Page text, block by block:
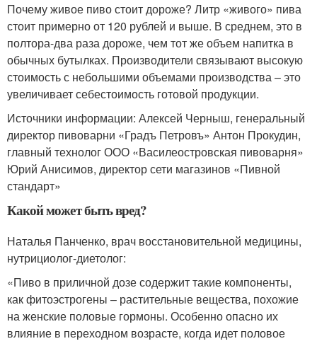
Почему живое пиво стоит дороже? Литр «живого» пива
стоит примерно от 120 рублей и выше. В среднем, это в
полтора-два раза дороже, чем тот же объем напитка в
обычных бутылках. Производители связывают высокую
стоимость с небольшими объемами производства – это
увеличивает себестоимость готовой продукции.
Источники информации: Алексей Черныш, генеральный
директор пивоварни «Градъ Петровъ» Антон Прокудин,
главный технолог ООО «Василеостровская пивоварня»
Юрий Анисимов, директор сети магазинов «Пивной
стандарт»
Какой может быть вред?
Наталья Панченко, врач восстановительной медицины,
нутрициолог-диетолог:
«Пиво в приличной дозе содержит такие компоненты,
как фитоэстрогены – растительные вещества, похожие
на женские половые гормоны. Особенно опасно их
влияние в переходном возрасте, когда идет половое